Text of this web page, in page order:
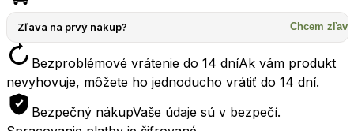
SEATOSUMMIT
XL-
BOWL
1150ml
sand
piesková
Zľava na prvý nákup? Chcem zľavu
Bezproblémové vrátenie do 14 dníAk vám produkt
nevyhovuje, môžete ho jednoducho vrátiť do 14 dní.
Bezpečný nákupVaše údaje sú v bezpečí.